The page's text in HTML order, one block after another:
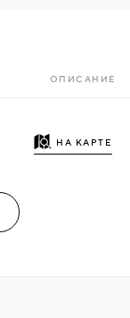
ОПИСАНИЕ
НА КАРТЕ